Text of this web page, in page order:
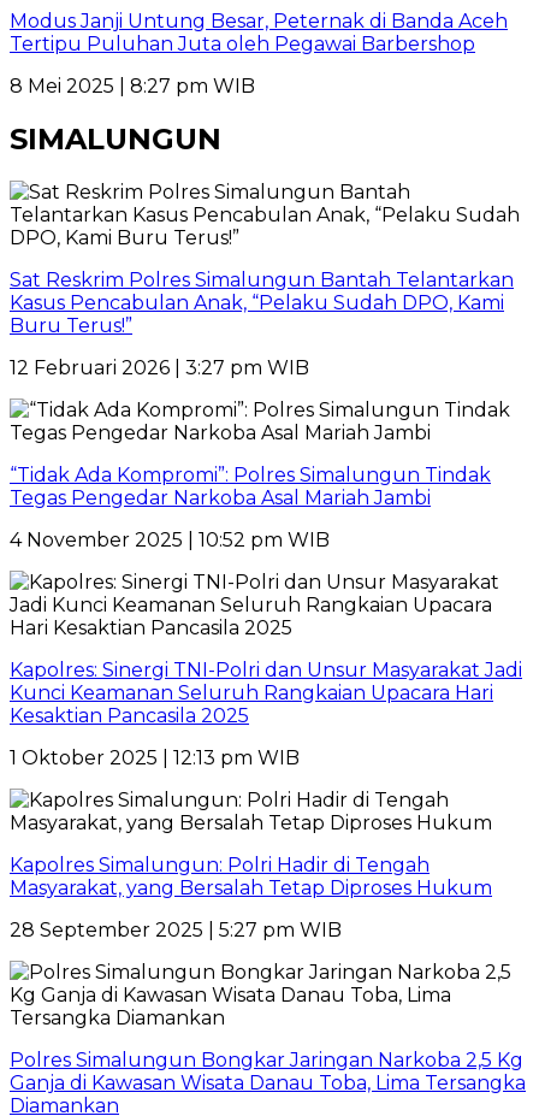
Modus Janji Untung Besar, Peternak di Banda Aceh
Tertipu Puluhan Juta oleh Pegawai Barbershop
8 Mei 2025 | 8:27 pm WIB
SIMALUNGUN
Sat Reskrim Polres Simalungun Bantah Telantarkan
Kasus Pencabulan Anak, “Pelaku Sudah DPO, Kami
Buru Terus!”
12 Februari 2026 | 3:27 pm WIB
“Tidak Ada Kompromi”: Polres Simalungun Tindak
Tegas Pengedar Narkoba Asal Mariah Jambi
4 November 2025 | 10:52 pm WIB
Kapolres: Sinergi TNI-Polri dan Unsur Masyarakat Jadi
Kunci Keamanan Seluruh Rangkaian Upacara Hari
Kesaktian Pancasila 2025
1 Oktober 2025 | 12:13 pm WIB
Kapolres Simalungun: Polri Hadir di Tengah
Masyarakat, yang Bersalah Tetap Diproses Hukum
28 September 2025 | 5:27 pm WIB
Polres Simalungun Bongkar Jaringan Narkoba 2,5 Kg
Ganja di Kawasan Wisata Danau Toba, Lima Tersangka
Diamankan